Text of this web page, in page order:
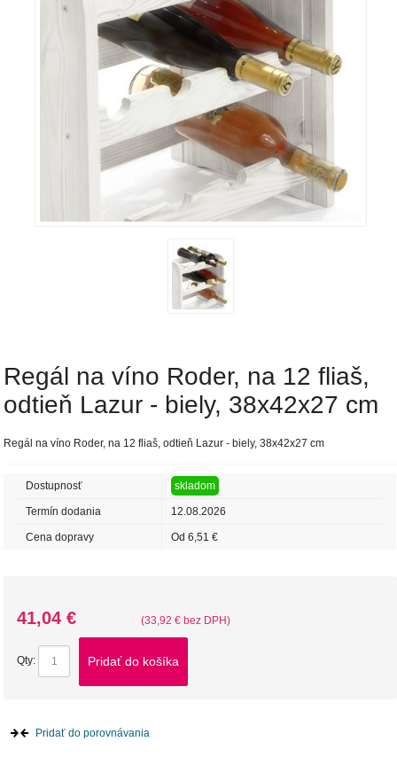
Regál na víno ​​Roder, na 12 fliaš,
odtieň Lazur - biely, 38x42x27 cm
Regál na víno ​​Roder, na 12 fliaš, odtieň Lazur - biely, 38x42x27 cm
Dostupnosť skladom
Termín dodania 12.08.2026
Cena dopravy Od 6,51 €
41,04 € (33,92 € bez DPH)
Qty: Pridať do košíka
Pridať do porovnávania